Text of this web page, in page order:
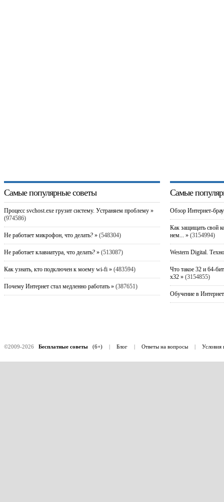
Самые популярные советы
Процесс svchost.exe грузит систему. Устраняем проблему »
(974586)
Не работает микрофон, что делать? »(548304)
Не работает клавиатура, что делать? »(513087)
Как узнать, кто подключен к моему wi-fi »(483594)
Почему Интернет стал медленно работать »(387651)
Самые
Обзор Интернет-
Как защищать свой
нем... »(3154994)
Western Digital.
Что такое 32 и 64-
x32 »(3154855)
Обучение в
©2009-2026 Бесплатные советы(6+) | Блог | Ответы на вопросы | Условия